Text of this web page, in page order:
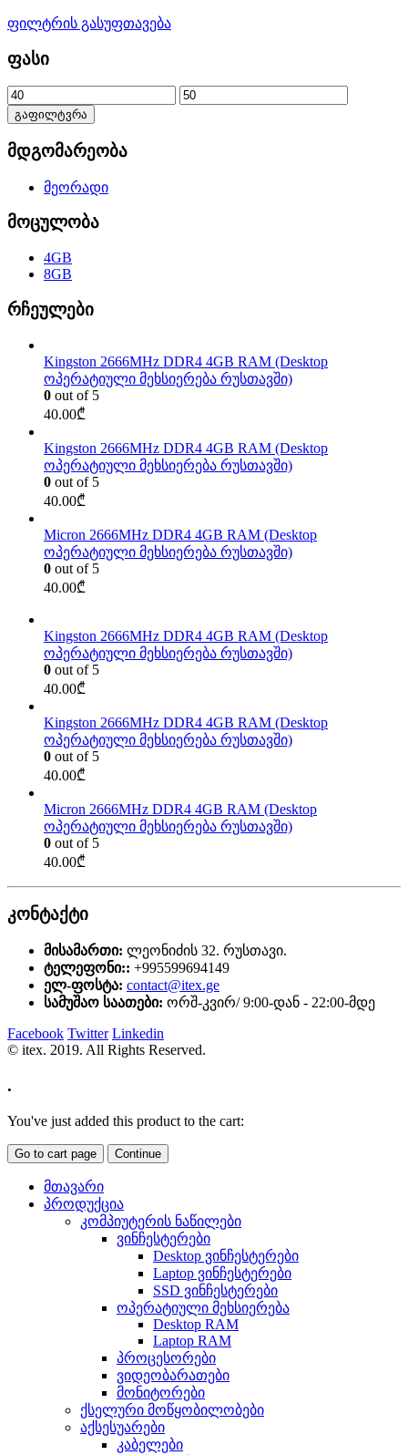
ფილტრის გასუფთავება
ფასი
გაფილტვრა
მდგომარეობა
მეორადი
მოცულობა
4GB
8GB
რჩეულები
Kingston 2666MHz DDR4 4GB RAM (Desktop
ოპერატიული მეხსიერება რუსთავში)
0 out of 5
40.00₾
Kingston 2666MHz DDR4 4GB RAM (Desktop
ოპერატიული მეხსიერება რუსთავში)
0 out of 5
40.00₾
Micron 2666MHz DDR4 4GB RAM (Desktop
ოპერატიული მეხსიერება რუსთავში)
0 out of 5
40.00₾
Kingston 2666MHz DDR4 4GB RAM (Desktop
ოპერატიული მეხსიერება რუსთავში)
0 out of 5
40.00₾
Kingston 2666MHz DDR4 4GB RAM (Desktop
ოპერატიული მეხსიერება რუსთავში)
0 out of 5
40.00₾
Micron 2666MHz DDR4 4GB RAM (Desktop
ოპერატიული მეხსიერება რუსთავში)
0 out of 5
40.00₾
კონტაქტი
მისამართი: ლეონიძის 32. რუსთავი.
ტელეფონი:: +995599694149
ელ-ფოსტა: contact@itex.ge
სამუშაო საათები: ორშ-კვირ/ 9:00-დან - 22:00-მდე
Facebook Twitter Linkedin
© itex. 2019. All Rights Reserved.
.
You've just added this product to the cart:
Go to cart page Continue
მთავარი
პროდუქცია
კომპიუტერის ნაწილები
ვინჩესტერები
Desktop ვინჩესტერები
Laptop ვინჩესტერები
SSD ვინჩესტერები
ოპერატიული მეხსიერება
Desktop RAM
Laptop RAM
პროცესორები
ვიდეობარათები
მონიტორები
ქსელური მოწყობილობები
აქსესუარები
კაბელები